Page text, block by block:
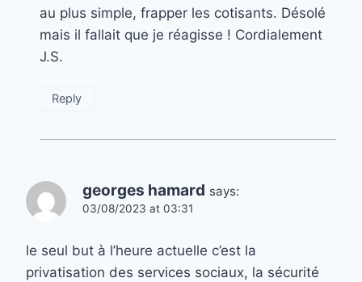
au plus simple, frapper les cotisants. Désolé
mais il fallait que je réagisse ! Cordialement
J.S.
Reply
georges hamard says:
03/08/2023 at 03:31
le seul but à l’heure actuelle c’est la
privatisation des services sociaux, la sécurité